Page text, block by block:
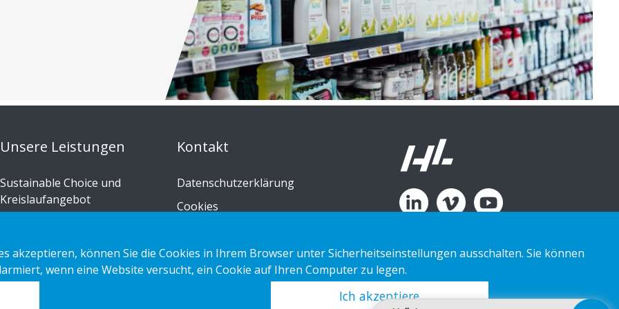
Unsere Leistungen
Sustainable Choice und
Kreislaufangebot
Installations-Anleitungen
Katalog
Kontakt
Datenschutzerklärung
Cookies
akzeptieren, können Sie die Cookies in Ihrem Browser unter Sicherheitseinstellungen ausschalten. Sie können
wenn eine Website versucht, ein Cookie auf Ihren Computer zu legen.
Ich akzeptiere